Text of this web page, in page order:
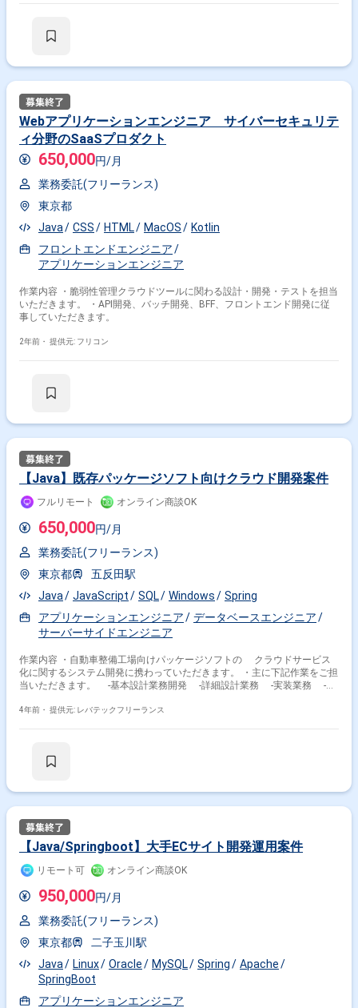
Webアプリケーションエンジニア サイバーセキュリテ
ィ分野のSaaSプロダクト
650,000円/月
業務委託(フリーランス)
東京都
Java
CSS HTML MacOS
Kotlin
フロントエンドエンジニア
アプリケーションエンジニア
作業内容 ・脆弱性管理クラウドツールに関わる設計・開発・テストを担当
いただきます。 ・API開発、バッチ開発、BFF、フロントエンド開発に従
事していただきます。
2年前・ 提供元: フリコン
【Java】既存パッケージソフト向けクラウド開発案件
フルリモート オンライン商談OK
650,000円/月
業務委託(フリーランス)
東京都
五反田駅
Java
JavaScript SQL Windows
Spring
アプリケーションエンジニア
データベースエンジニア
サーバーサイドエンジニア
作業内容 ・自動車整備工場向けパッケージソフトの クラウドサービス
化に関するシステム開発に携わっていただきます。 ・主に下記作業をご担
当いただきます。 -基本設計業務開発 -詳細設計業務 -実装業務 -新
4年前・ 提供元: レバテックフリーランス
【Java/Springboot】大手ECサイト開発運用案件
リモート可 オンライン商談OK
950,000円/月
業務委託(フリーランス)
東京都
二子玉川駅
Java
Linux Oracle MySQL Spring
Apache
SpringBoot
アプリケーションエンジニア